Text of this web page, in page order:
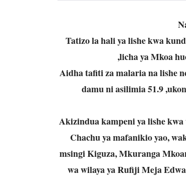
Tatizo la hali ya lishe kwa
,licha ya Mkoa
Aidha tafiti za malaria na lishe
damu ni asilimia 51.9
Akizindua kampeni ya lishe
Chachu ya mafanikio yao,
msingi Kiguza, Mkuranga
wa wilaya ya Rufiji Meja